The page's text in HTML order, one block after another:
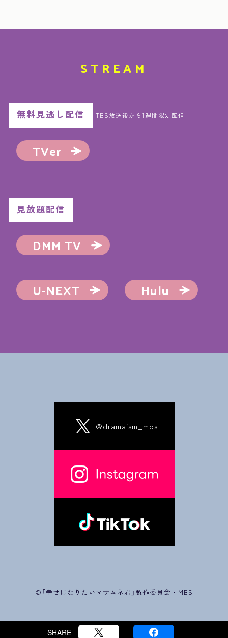
STREAM
無料見逃し配信 TBS放送後から1週間限定配信
TVer
見放題配信
DMM TV
U-NEXT
Hulu
@dramaism_mbs
©「幸せになりたいマサムネ君」製作委員会・MBS
SHARE